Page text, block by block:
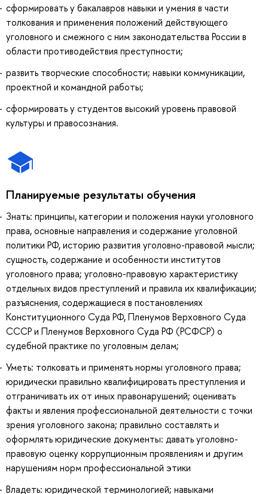
сформировать у бакалавров навыки и умения в части
толкования и применения положений действующего
уголовного и смежного с ним законодательства России в
области противодействия преступности;
развить творческие способности; навыки коммуникации,
проектной и командной работы;
cформировать у студентов высокий уровень правовой
культуры и правосознания.
Планируемые результаты обучения
Знать: принципы, категории и положения науки уголовного
права, основные направления и содержание уголовной
политики РФ, историю развития уголовно-правовой мысли;
сущность, содержание и особенности институтов
уголовного права; уголовно-правовую характеристику
отдельных видов преступлений и правила их квалификации;
разъяснения, содержащиеся в постановлениях
Конституционного Суда РФ, Пленумов Верховного Суда
СССР и Пленумов Верховного Суда РФ (РСФСР) о
судебной практике по уголовным делам;
Уметь: толковать и применять нормы уголовного права;
юридически правильно квалифицировать преступления и
отграничивать их от иных правонарушений; оценивать
факты и явления профессиональной деятельности с точки
зрения уголовного закона; правильно составлять и
оформлять юридические документы: давать уголовно-
правовую оценку коррупционным проявлениям и другим
нарушениям норм профессиональной этики
Владеть: юридической терминологией; навыками